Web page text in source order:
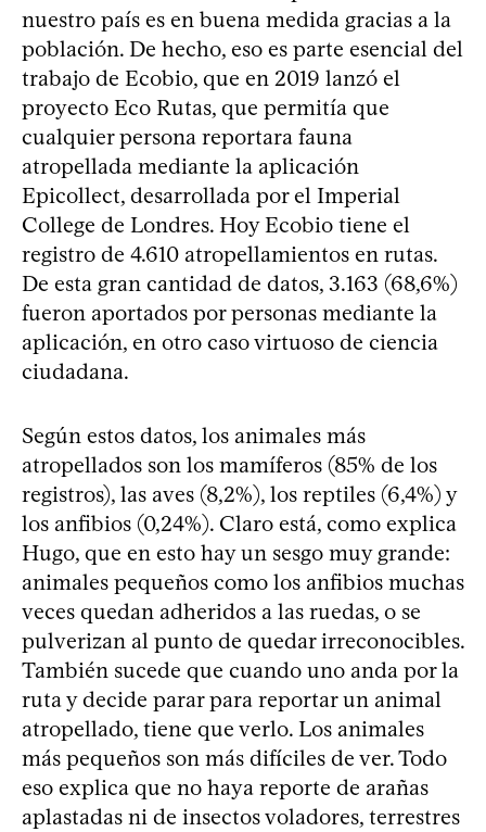
nuestro país es en buena medida gracias a la
población. De hecho, eso es parte esencial del
trabajo de Ecobio, que en 2019 lanzó el
proyecto Eco Rutas, que permitía que
cualquier persona reportara fauna
atropellada mediante la aplicación
Epicollect, desarrollada por el Imperial
College de Londres. Hoy Ecobio tiene el
registro de 4.610 atropellamientos en rutas.
De esta gran cantidad de datos, 3.163 (68,6%)
fueron aportados por personas mediante la
aplicación, en otro caso virtuoso de ciencia
ciudadana.
Según estos datos, los animales más
atropellados son los mamíferos (85% de los
registros), las aves (8,2%), los reptiles (6,4%) y
los anfibios (0,24%). Claro está, como explica
Hugo, que en esto hay un sesgo muy grande:
animales pequeños como los anfibios muchas
veces quedan adheridos a las ruedas, o se
pulverizan al punto de quedar irreconocibles.
También sucede que cuando uno anda por la
ruta y decide parar para reportar un animal
atropellado, tiene que verlo. Los animales
más pequeños son más difíciles de ver. Todo
eso explica que no haya reporte de arañas
aplastadas ni de insectos voladores, terrestres